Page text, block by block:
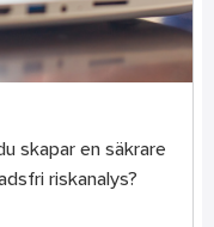
skapar en säkrare
riskanalys?